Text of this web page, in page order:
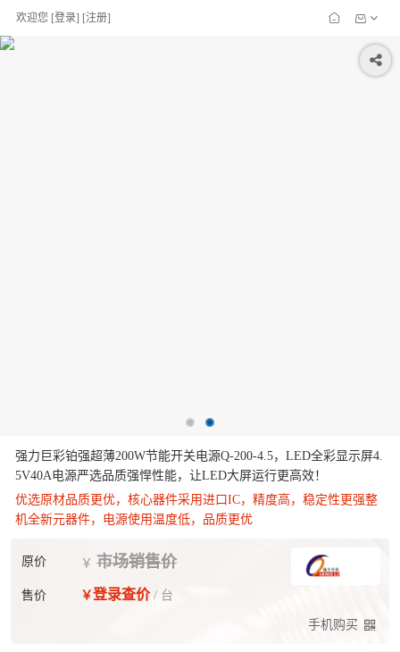
欢迎您 [登录] [注册]
强力巨彩铂强超薄200W节能开关电源Q-200-4.5，LED全彩显示屏4.
5V40A电源严选品质强悍性能，让LED大屏运行更高效！
优选原材品质更优，核心器件采用进口IC，精度高，稳定性更强整
机全新元器件，电源使用温度低，品质更优
原价 ￥ 市场销售价
售价 ￥登录查价/ 台
手机购买